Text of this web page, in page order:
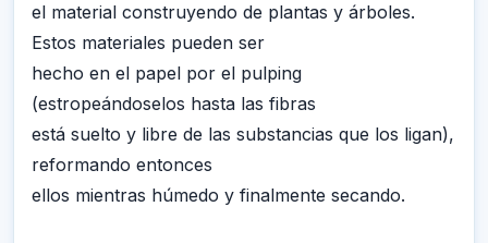
el material construyendo de plantas y árboles.
Estos materiales pueden ser
hecho en el papel por el pulping
(estropeándoselos hasta las fibras
está suelto y libre de las substancias que los ligan),
reformando entonces
ellos mientras húmedo y finalmente secando.